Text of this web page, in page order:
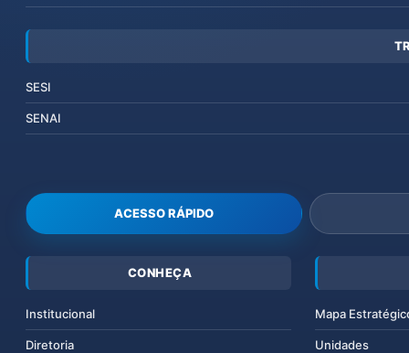
SESI
SENAI
ACESSO RÁPIDO
CONHEÇA
Institucional
Diretoria
Mapa
Unidades